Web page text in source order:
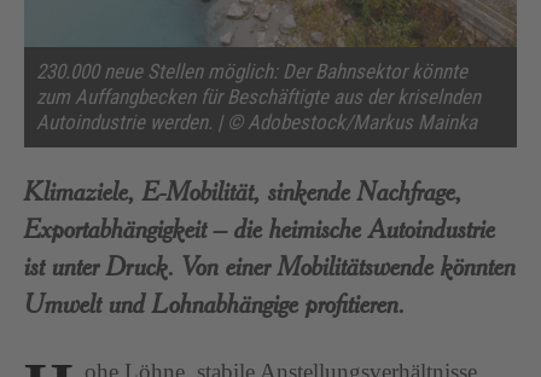
230.000 neue Stellen möglich: Der Bahnsektor könnte
zum Auffangbecken für Beschäftigte aus der kriselnden
Autoindustrie werden. | © Adobestock/Markus Mainka
Klimaziele, E-Mobilität, sinkende Nachfrage,
Exportabhängigkeit – die heimische Autoindustrie
ist unter Druck. Von einer Mobilitätswende könnten
Umwelt und Lohnabhängige profitieren.
ohe Löhne, stabile Anstellungsverhältnisse,